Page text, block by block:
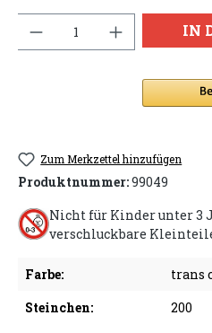
IN
Zum Merkzettel hinzufügen
Produktnummer:99049
Nicht für Kinder unter 3
verschluckbare
Farbe:
trans
Steinchen:
200